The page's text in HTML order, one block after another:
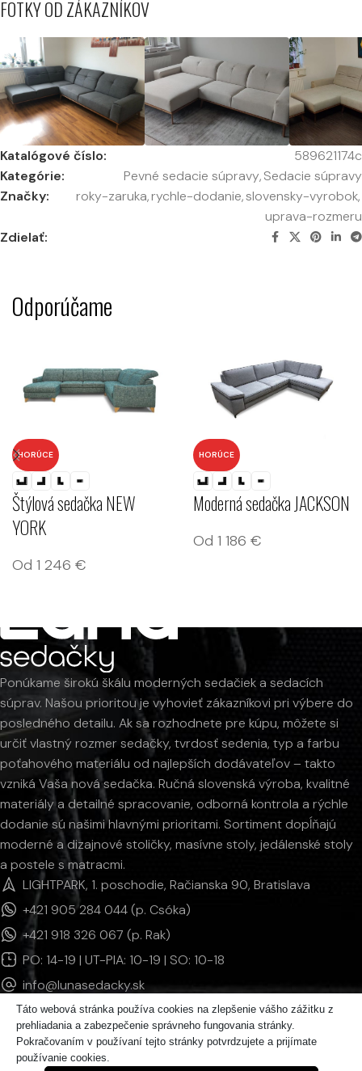
FOTKY OD ZÁKAZNÍKOV
Katalógové číslo:
589621174c
Kategórie:
Pevné sedacie súpravy,Sedacie súpravy
Značky:
roky-zaruka,rychle-dodanie,slovensky-vyrobok,
uprava-rozmeru
Zdielať:
Odporúčame
HORÚCE
Štýlová sedačka NEW
YORK
Od 1 246 €
HORÚCE
Moderná sedačka JACKSON
Od 1 186 €
Ponúkame širokú škálu moderných sedačiek a sedacích
súprav. Našou prioritou je vyhovieť zákazníkovi pri výbere do
posledného detailu. Ak sa rozhodnete pre kúpu, môžete si
určiť vlastný rozmer sedačky, tvrdosť sedenia, typ a farbu
poťahového materiálu od najlepších dodávateľov – takto
vzniká Vaša nová sedačka. Ručná slovenská výroba, kvalitné
materiály a detailné spracovanie, odborná kontrola a rýchle
dodanie sú našimi hlavnými prioritami. Sortiment dopĺňajú
moderné a dizajnové stoličky, masívne stoly, jedálenské stoly
a postele s matracmi.
LIGHTPARK, 1. poschodie, Račianska 90, Bratislava
+421 905 284 044 (p. Csóka)
+421 918 326 067 (p. Rak)
PO: 14-19 | UT-PIA: 10-19 | SO: 10-18
info@lunasedacky.sk
INFORMÁCIE
Táto webová stránka používa cookies na zlepšenie vášho zážitku z
prehliadania a zabezpečenie správneho fungovania stránky.
Pokračovaním v používaní tejto stránky potvrdzujete a prijímate
používanie cookies.